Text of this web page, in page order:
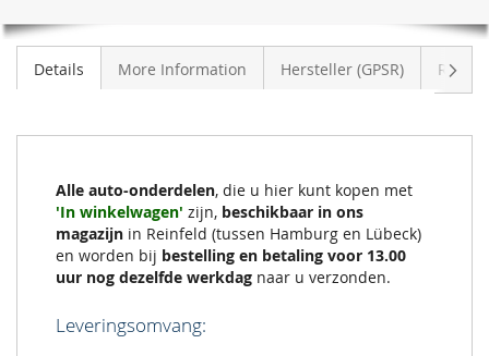
Details More Information Hersteller (GPSR)
Alle auto-onderdelen, die u hier kunt kopen met
'In winkelwagen' zijn, beschikbaar in ons
magazijn in Reinfeld (tussen Hamburg en Lübeck)
en worden bij bestelling en betaling voor 13.00
uur nog dezelfde werkdag naar u verzonden.
Leveringsomvang: